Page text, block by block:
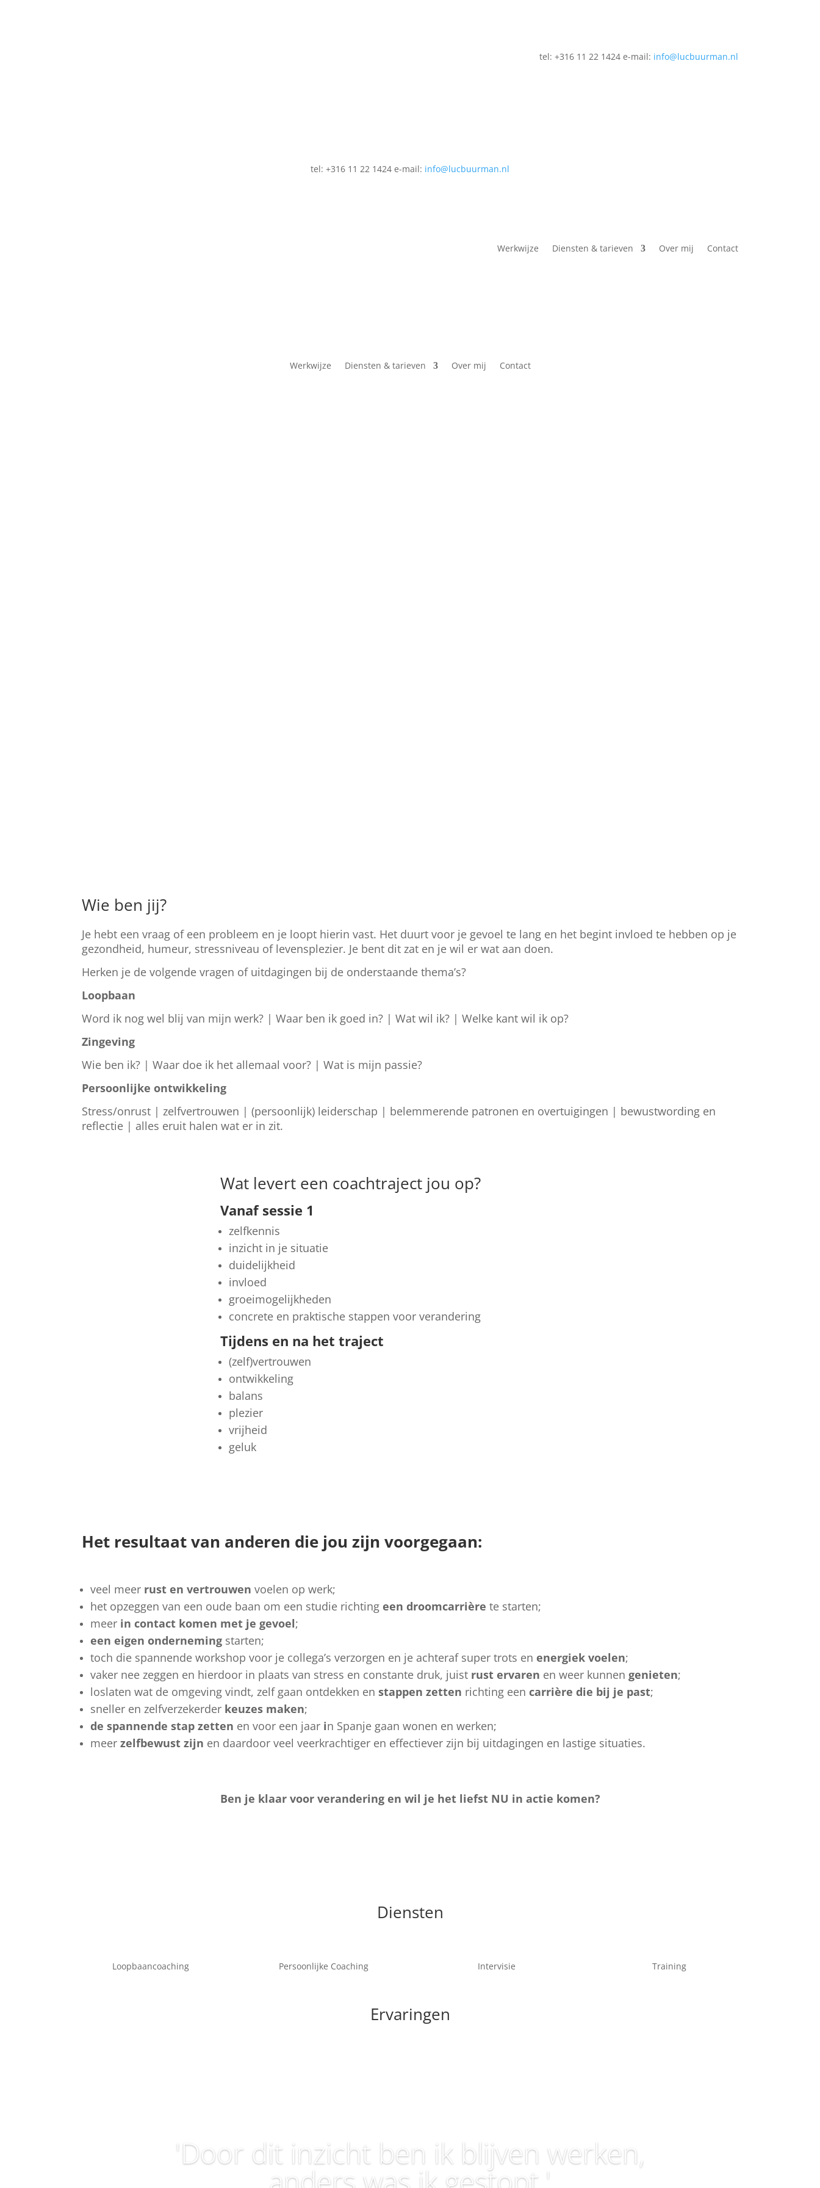
tel: +316 11 22 1424 e-mail: info@lucbuurman.nl
tel: +316 11 22 1424 e-mail: info@lucbuurman.nl
Werkwijze Diensten & tarieven Over mij Contact
Werkwijze Diensten & tarieven Over mij Contact
Wie ben jij?
Je hebt een vraag of een probleem en je loopt hierin vast. Het duurt voor je gevoel te lang en het begint invloed te hebben op je
gezondheid, humeur, stressniveau of levensplezier. Je bent dit zat en je wil er wat aan doen.
Herken je de volgende vragen of uitdagingen bij de onderstaande thema’s?
Loopbaan
Word ik nog wel blij van mijn werk? | Waar ben ik goed in? | Wat wil ik? | Welke kant wil ik op?
Zingeving
Wie ben ik? | Waar doe ik het allemaal voor? | Wat is mijn passie?
Persoonlijke ontwikkeling
Stress/onrust | zelfvertrouwen | (persoonlijk) leiderschap | belemmerende patronen en overtuigingen | bewustwording en
reflectie | alles eruit halen wat er in zit.
Wat levert een coachtraject jou op?
Vanaf sessie 1
zelfkennis
inzicht in je situatie
duidelijkheid
invloed
groeimogelijkheden
concrete en praktische stappen voor verandering
Tijdens en na het traject
(zelf)vertrouwen
ontwikkeling
balans
plezier
vrijheid
geluk
Het resultaat van anderen die jou zijn voorgegaan:
veel meer rust en vertrouwen voelen op werk;
het opzeggen van een oude baan om een studie richting een droomcarrière te starten;
meer in contact komen met je gevoel;
een eigen onderneming starten;
toch die spannende workshop voor je collega’s verzorgen en je achteraf super trots en energiek voelen;
vaker nee zeggen en hierdoor in plaats van stress en constante druk, juist rust ervaren en weer kunnengenieten;
loslaten wat de omgeving vindt, zelf gaan ontdekken enstappen zetten richting een carrière die bij je past;
sneller en zelfverzekerder keuzes maken;
de spannende stap zetten en voor een jaar in Spanje gaan wonen en werken;
meerzelfbewust zijn en daardoor veel veerkrachtiger en effectiever zijn bij uitdagingen en lastige situaties.
Ben je klaar voor verandering en wil je het liefst NU in actie komen?
Diensten
Loopbaancoaching Persoonlijke Coaching Intervisie Training
Ervaringen
'Door dit inzicht ben ik blijven werken,